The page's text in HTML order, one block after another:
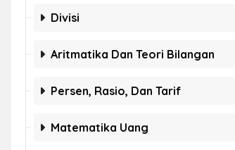
Divisi
Aritmatika Dan Teori Bilangan
Persen, Rasio, Dan Tarif
Matematika Uang